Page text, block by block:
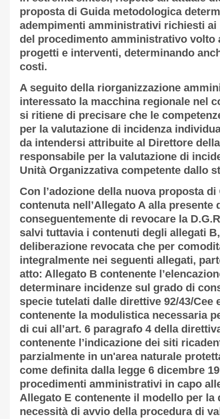
proposta di Guida metodologica
adempimenti amministrativi richiesti ai
del procedimento amministrativo volto
progetti e interventi, determinando
costi.
A seguito della riorganizzazione
interessato la macchina regionale nel
si ritiene di precisare che le
per la valutazione di incidenza
da intendersi attribuite al Direttore
responsabile per la valutazione di
Unità Organizzativa competente dallo
Con l’adozione della nuova proposta
contenuta nell’Allegato A alla
conseguentemente di revocare la
salvi tuttavia i contenuti degli allegati B,
deliberazione revocata che per
integralmente nei seguenti allegati,
atto: Allegato B contenente
determinare incidenze sul grado di
specie tutelati dalle direttive 92/43/Cee
contenente la modulistica necessaria
di cui all’art. 6 paragrafo 4 della
contenente l’indicazione dei siti
parzialmente in un'area naturale
come definita dalla legge 6 dicembre
procedimenti amministrativi in capo
Allegato E contenente il modello per la
necessità di avvio della procedura di